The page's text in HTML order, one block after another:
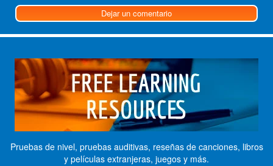
Dejar un comentario
Pruebas de nivel, pruebas auditivas, reseñas de canciones, libros
y películas extranjeras, juegos y más.